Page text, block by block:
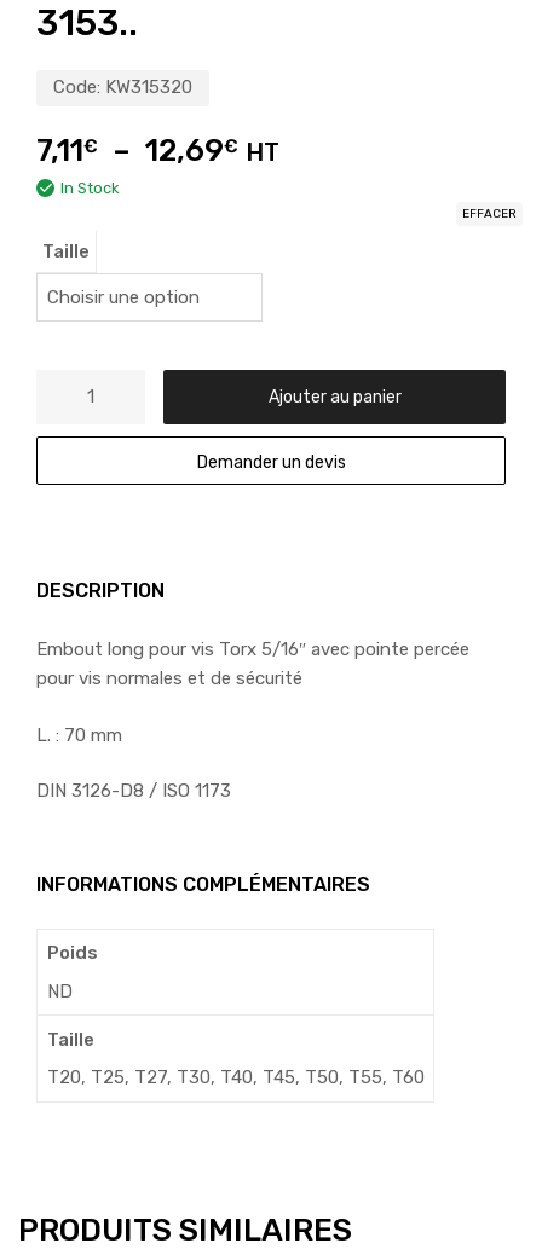
3153..
Code: KW315320
7,11€ – 12,69€ HT
In Stock
Taille
EFFACER
Ajouter au panier
Demander un devis
DESCRIPTION
Embout long pour vis Torx 5/16″ avec pointe percée
pour vis normales et de sécurité
L. : 70 mm
DIN 3126-D8 / ISO 1173
INFORMATIONS COMPLÉMENTAIRES
Poids
ND
Taille
T20, T25, T27, T30, T40, T45, T50, T55, T60
PRODUITS SIMILAIRES